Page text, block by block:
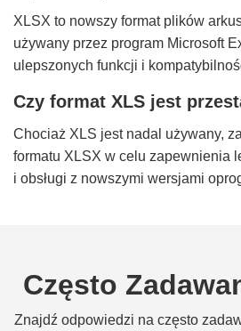
XLSX to nowszy format plików
używany przez program Microsoft
ulepszonych funkcji i
Czy format XLS jest
Chociaż XLS jest nadal używany,
formatu XLSX w celu zapewnienia
i obsługi z nowszymi wersjami
Często
Znajdź odpowiedzi na często